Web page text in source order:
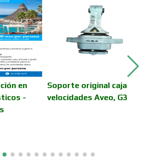
de Comercio
para Fletes
de Aluminio
en
-
Soporte original caja
velocidades Aveo, G3